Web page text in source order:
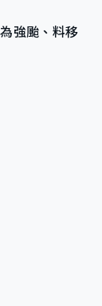
強颱、料移